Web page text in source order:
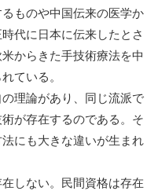
ものや中国伝来の医学か
代に日本に伝来したとさ
からきた手技術療法を中
ている。
理論があり、同じ流派で
が存在するのである。そ
にも大きな違いが生まれ
しない。民間資格は存在